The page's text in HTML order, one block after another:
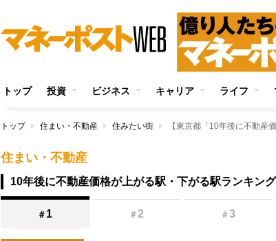
トップ 投資 ビジネス キャリア ライフ
トップ 住まい・不動産 住みたい街
住まい・不動産
10年後に不動産価格が上がる駅・下がる駅ランキング
＃ 1 ＃2 ＃3